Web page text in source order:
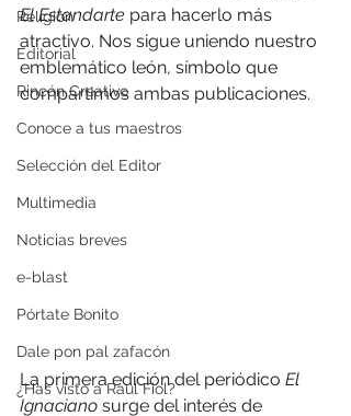
Religión
Editorial
Rincón Creativo
Conoce a tus maestros
Selección del Editor
Multimedia
Noticias breves
e-blast
Pórtate Bonito
Dale pon pal zafacón
¿Has visto a Raúl Fiol?
El Estandarte para hacerlo más
atractivo. Nos sigue uniendo nuestro
emblemático león, símbolo que
compartimos ambas publicaciones.
La primera edición del periódico El
Ignaciano surge del interés de